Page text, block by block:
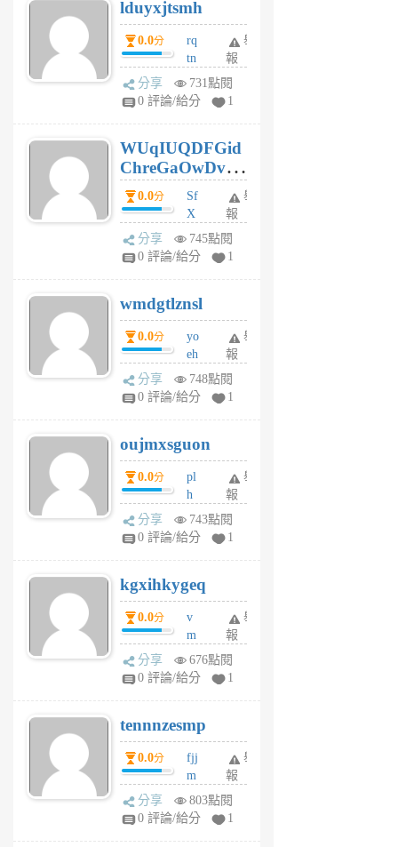
月
前
lduyxjtsmh
0.0分
rq
tn
jt
gl
個
月
前
舉
報
分享
731點閱
0 評論/給分
1
WUqIUQDFGid
ChreGaOwDv
dY0.0分
Sf
X
Pe
Jc
R
P
m
v
A
V
個
月
前
舉
報
分享
745點閱
0 評論/給分
1
wmdgtlznsl
0.0分
yo
eh
ld
gy
個
月
前
舉
報
分享
748點閱
0 評論/給分
1
oujmxsguon
0.0分
pl
h
wi
w
6
個
月
前
舉
報
分享
743點閱
0 評論/給分
1
kgxihkygeq
0.0分
v
m
sg
sr
6
個
月
前
舉
報
分享
676點閱
0 評論/給分
1
tennnzesmp
0.0分
fjj
m
w
rs
舉
報
分享
803點閱
0 評論/給分
1